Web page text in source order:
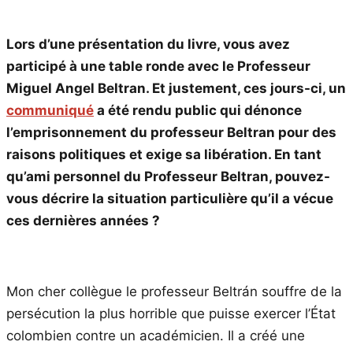
Lors d’une présentation du livre, vous avez
participé à une table ronde avec le Professeur
Miguel Angel Beltran. Et justement, ces jours-ci, un
communiqué a été rendu public qui dénonce
l’emprisonnement du professeur Beltran pour des
raisons politiques et exige sa libération. En tant
qu’ami personnel du Professeur Beltran, pouvez-
vous décrire la situation particulière qu’il a vécue
ces dernières années ?
Mon cher collègue le professeur Beltrán souffre de la
persécution la plus horrible que puisse exercer l’État
colombien contre un académicien. Il a créé une